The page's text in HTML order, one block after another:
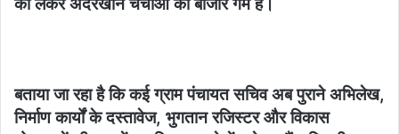
बताया जा रहा है कि कई ग्राम पंचायत सचिव अब पुराने अभिलेख,
निर्माण कार्यों के दस्तावेज, भुगतान रजिस्टर और विकास